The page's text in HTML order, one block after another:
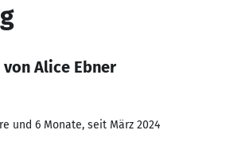
Alice Ebner
und 6 Monate, seit März 2024